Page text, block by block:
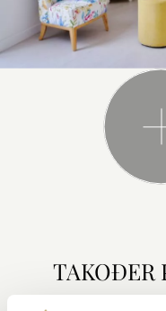
TAKOĐER